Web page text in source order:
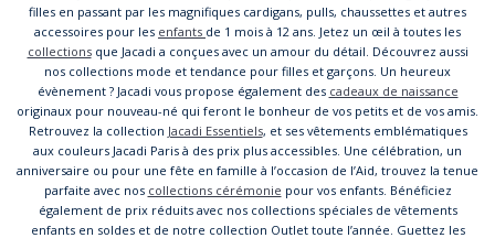
filles en passant par les magnifiques cardigans, pulls, chaussettes et autres
accessoires pour les enfants de 1 mois à 12 ans. Jetez un œil à toutes les
collectionsque Jacadi a conçues avec un amour du détail. Découvrez aussi
nos collections mode et tendance pour filles et garçons. Un heureux
évènement ? Jacadi vous propose également des cadeaux de naissance
originaux pour nouveau-né qui feront le bonheur de vos petits et de vos amis.
Retrouvez la collection Jacadi Essentiels, et ses vêtements emblématiques
aux couleurs Jacadi Paris à des prix plus accessibles. Une célébration, un
anniversaire ou pour une fête en famille à l’occasion de l’Aid, trouvez la tenue
parfaite avec nos collections cérémonie pour vos enfants. Bénéficiez
également de prix réduits avec nos collections spéciales de vêtements
enfants en soldes et de notre collection Outlet toute l’année. Guettez les